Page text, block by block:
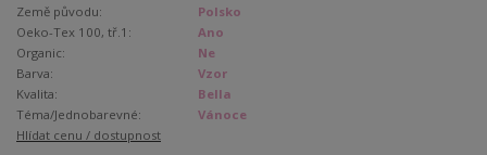
Země původu:
Polsko
Oeko-Tex 100, tř.1:
Ano
Organic:
Ne
Barva:
Vzor
Kvalita:
Bella
Téma/Jednobarevné:
Vánoce
Hlídat cenu / dostupnost